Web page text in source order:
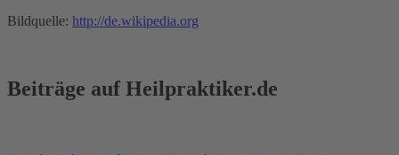
Bildquelle: http://de.wikipedia.org
Beiträge auf Heilpraktiker.de